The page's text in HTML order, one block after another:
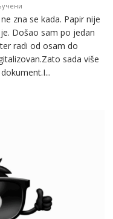
Beogradska
špijunka
–
Birokratija
zna se kada. Papir nije
Došao sam po jedan
radi od osam do
sada više